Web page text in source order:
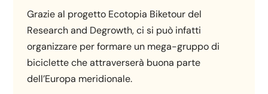
Grazie al progetto Ecotopia Biketour del
Research and Degrowth, ci si può infatti
organizzare per formare un mega-gruppo di
biciclette che attraverserà buona parte
dell’Europa meridionale.